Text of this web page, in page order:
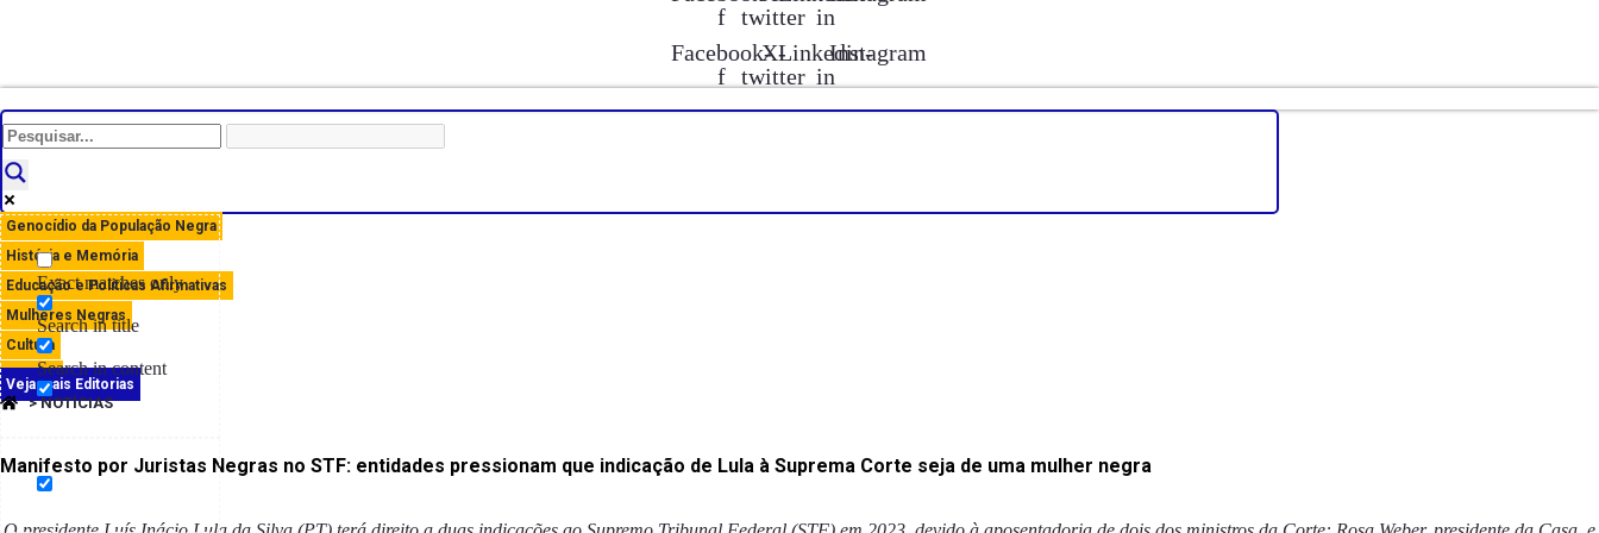
f
twitter in
Facebook-
f
X-
twitter
Linkedin-
in
Instagram
Exact matches only
Search in title
Search in content
Genocídio da População Negra
História e Memória
Educação e Políticas Afirmativas
Mulheres Negras
Cultura
Opinião
Veja mais Editorias
> NOTÍCIAS
Manifesto por Juristas Negras no STF: entidades pressionam que indicação de Lula à Suprema Corte seja de uma mulher negra